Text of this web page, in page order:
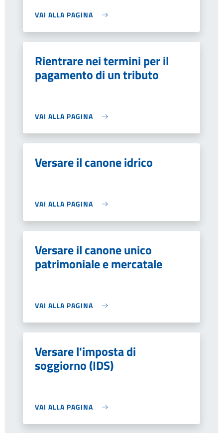
VAI ALLA PAGINA
Rientrare nei termini per il
pagamento di un tributo
VAI ALLA PAGINA
Versare il canone idrico
VAI ALLA PAGINA
Versare il canone unico
patrimoniale e mercatale
VAI ALLA PAGINA
Versare l'imposta di
soggiorno (IDS)
VAI ALLA PAGINA